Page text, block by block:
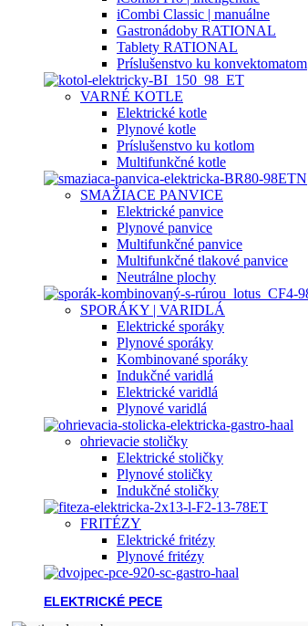
iCombi Classic | manuálne
Gastronádoby RATIONAL
Tablety RATIONAL
Príslušenstvo ku konvektomatom
VARNÉ KOTLE
Elektrické kotle
Plynové kotle
Príslušenstvo ku kotlom
Multifunkčné kotle
SMAŽIACE PANVICE
Elektrické panvice
Plynové panvice
Multifunkčné panvice
Multifunkčné tlakové panvice
Neutrálne plochy
SPORÁKY | VARIDLÁ
Elektrické sporáky
Plynové sporáky
Kombinované sporáky
Indukčné varidlá
Elektrické varidlá
Plynové varidlá
ohrievacie stoličky
Elektrické stoličky
Plynové stoličky
Indukčné stoličky
FRITÉZY
Elektrické fritézy
Plynové fritézy
ELEKTRICKÉ PECE